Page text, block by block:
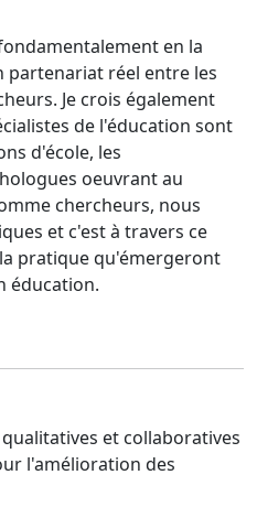
en la
partenariat réel entre les
Je crois également
de l'éducation sont
d'école, les
oeuvrant au
chercheurs, nous
et c'est à travers ce
pratique qu'émergeront
éducation.
et collaboratives
l'amélioration des